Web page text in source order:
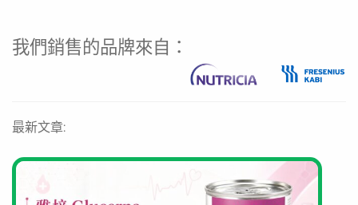
心，日復日持之以恆增加營養攝取，身體自然慢慢地強壯起
https://www.nutricia.com.hk/fortisip
我們銷售的品牌來自：
最新文章: